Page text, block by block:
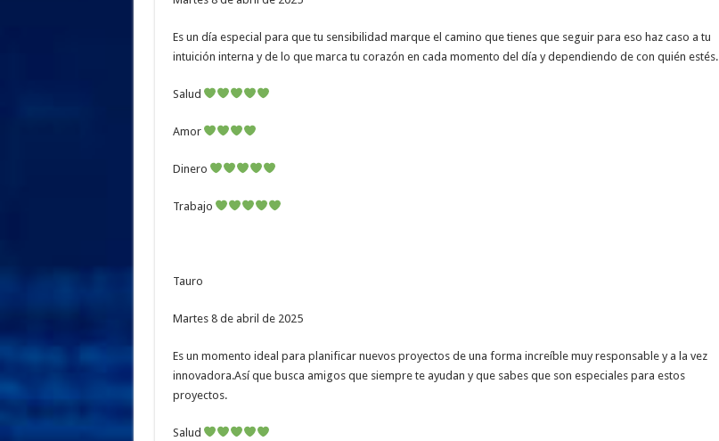
Es un día especial para que tu sensibilidad marque el camino que tienes que seguir para eso haz caso a tu
intuición interna y de lo que marca tu corazón en cada momento del día y dependiendo de con quién estés.
Salud
Amor
Dinero
Trabajo
Tauro
Martes 8 de abril de 2025
Es un momento ideal para planificar nuevos proyectos de una forma increíble muy responsable y a la vez
innovadora.Así que busca amigos que siempre te ayudan y que sabes que son especiales para estos
proyectos.
Salud